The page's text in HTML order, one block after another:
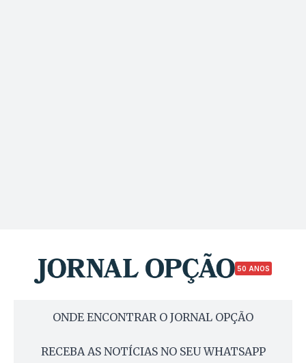
50 ANOS
ONDE ENCONTRAR O JORNAL OPÇÃO
RECEBA AS NOTÍCIAS NO SEU WHATSAPP